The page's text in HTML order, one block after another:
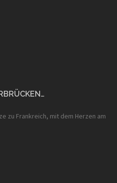
zu Frankreich, mit dem Herzen am